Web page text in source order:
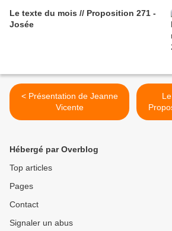
Le texte du mois // Proposition 271 -
Josée
< Présentation de Jeanne
Vicente
Hébergé par Overblog
Top articles
Pages
Contact
Signaler un abus